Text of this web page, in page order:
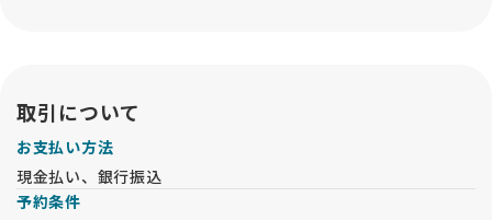
ご覧いただけます。
【見学予約の手続き】
・見学は申込順に整理して対応いたします。日時未定の方は優
先されませんので、必ず日時を指定してください。後から日時
取引について
お支払い方法
現金払い、銀行振込
予約条件